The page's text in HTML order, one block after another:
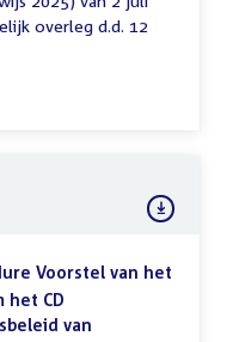
overleg d.d. 12
Voorstel van het
het CD
van